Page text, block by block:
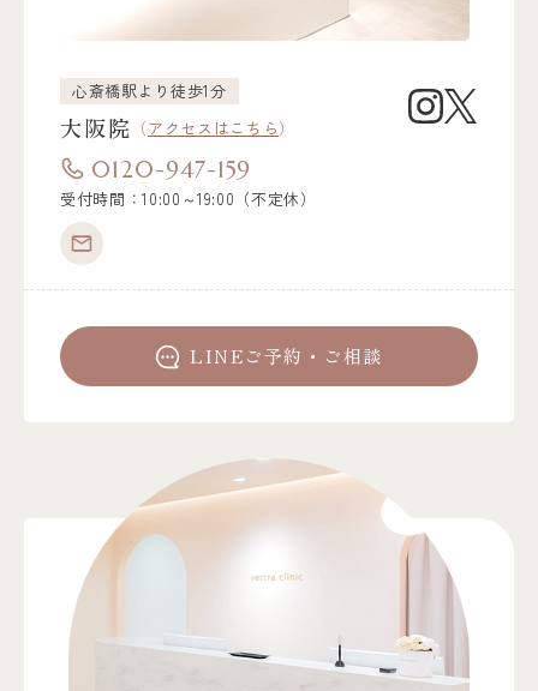
心斎橋駅より徒歩1分
大阪院 （アクセスはこちら）
0120-947-159
受付時間：10:00～19:00（不定休）
LINEご予約・ご相談